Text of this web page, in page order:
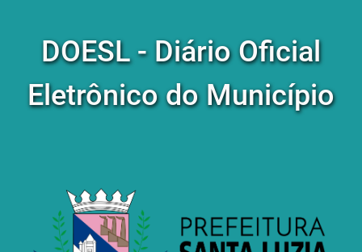
DOESL - Diário Oficial
Eletrônico do Município